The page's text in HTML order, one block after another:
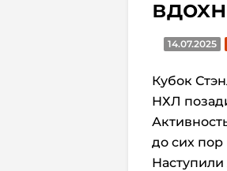
14.07.2025
Кубок
НХЛ
до сих
Наступили